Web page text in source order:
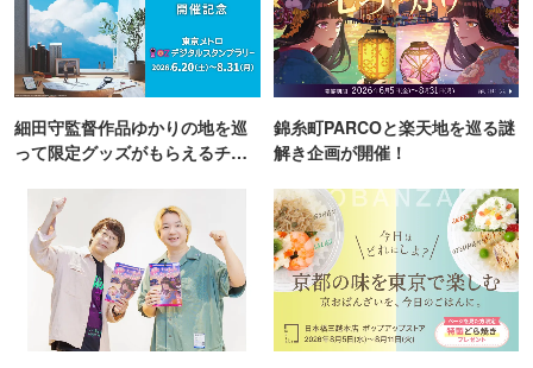
細田守監督作品ゆかりの地を巡
って限定グッズがもらえるチャ
錦糸町PARCOと楽天地を巡る謎
解き企画が開催！